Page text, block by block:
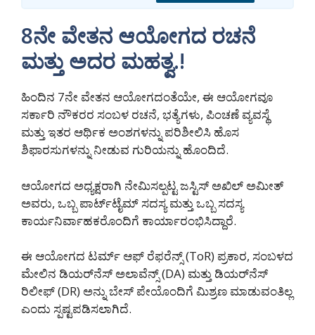
8ನೇ ವೇತನ ಆಯೋಗದ ರಚನೆ
ಮತ್ತು ಅದರ ಮಹತ್ವ.!
ಹಿಂದಿನ 7ನೇ ವೇತನ ಆಯೋಗದಂತೆಯೇ, ಈ ಆಯೋಗವೂ
ಸರ್ಕಾರಿ ನೌಕರರ ಸಂಬಳ ರಚನೆ, ಭತ್ಯೆಗಳು, ಪಿಂಚಣೆ ವ್ಯವಸ್ಥೆ
ಮತ್ತು ಇತರ ಆರ್ಥಿಕ ಅಂಶಗಳನ್ನು ಪರಿಶೀಲಿಸಿ ಹೊಸ
ಶಿಫಾರಸುಗಳನ್ನು ನೀಡುವ ಗುರಿಯನ್ನು ಹೊಂದಿದೆ.
ಆಯೋಗದ ಅಧ್ಯಕ್ಷರಾಗಿ ನೇಮಿಸಲ್ಪಟ್ಟ ಜಸ್ಟಿಸ್ ಅಖಿಲ್ ಅಮೀತ್
ಅವರು, ಒಬ್ಬ ಪಾರ್ಟ್‌ಟೈಮ್ ಸದಸ್ಯ ಮತ್ತು ಒಬ್ಬ ಸದಸ್ಯ
ಕಾರ್ಯನಿರ್ವಾಹಕರೊಂದಿಗೆ ಕಾರ್ಯಾರಂಭಿಸಿದ್ದಾರೆ.
ಈ ಆಯೋಗದ ಟರ್ಮ್ ಆಫ್ ರೆಫರೆನ್ಸ್ (ToR) ಪ್ರಕಾರ, ಸಂಬಳದ
ಮೇಲಿನ ಡಿಯರ್‌ನೆಸ್ ಅಲಾವೆನ್ಸ್ (DA) ಮತ್ತು ಡಿಯರ್‌ನೆಸ್
ರಿಲೀಫ್ (DR) ಅನ್ನು ಬೇಸ್ ಪೇಯೊಂದಿಗೆ ಮಿಶ್ರಣ ಮಾಡುವಂತಿಲ್ಲ
ಎಂದು ಸ್ಪಷ್ಟಪಡಿಸಲಾಗಿದೆ.